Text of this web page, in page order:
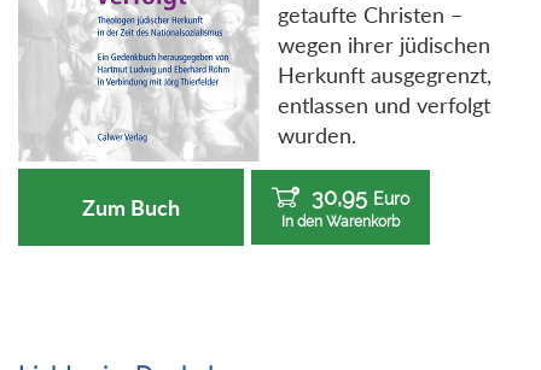
getaufte Christen –
wegen ihrer jüdischen
Herkunft ausgegrenzt,
entlassen und verfolgt
wurden.
Zum Buch 30,95 Euro
In den Warenkorb